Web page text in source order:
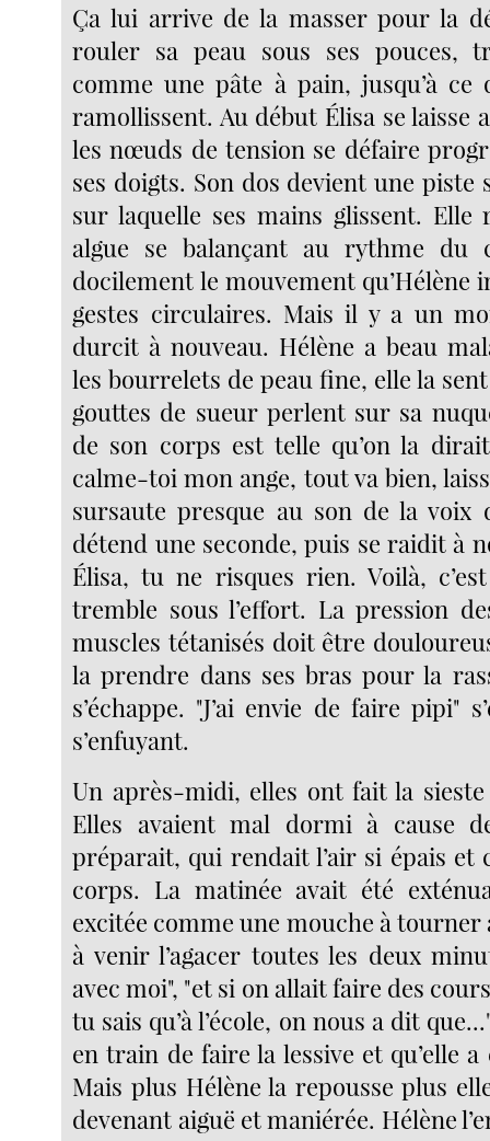
Ça lui arrive de la masser pour la
rouler sa peau sous ses pouces,
comme une pâte à pain, jusqu’à ce
ramollissent. Au début Élisa se laisse
les nœuds de tension se défaire
ses doigts. Son dos devient une piste
sur laquelle ses mains glissent. Elle
algue se balançant au rythme du
docilement le mouvement qu’Hélène
gestes circulaires. Mais il y a un
durcit à nouveau. Hélène a beau
les bourrelets de peau fine, elle la
gouttes de sueur perlent sur sa
de son corps est telle qu’on la
calme-toi mon ange, tout va bien,
sursaute presque au son de la voix
détend une seconde, puis se raidit à
Élisa, tu ne risques rien. Voilà,
tremble sous l’effort. La pression
muscles tétanisés doit être
la prendre dans ses bras pour la
s’échappe. "J’ai envie de faire pipi"
s’enfuyant.
Un après-midi, elles ont fait la
Elles avaient mal dormi à cause
préparait, qui rendait l’air si épais et
corps. La matinée avait été
excitée comme une mouche à tourner
à venir l’agacer toutes les deux
avec moi", "et si on allait faire des
tu sais qu’à l’école, on nous a dit
en train de faire la lessive et qu’elle
Mais plus Hélène la repousse plus
devenant aiguë et maniérée. Hélène